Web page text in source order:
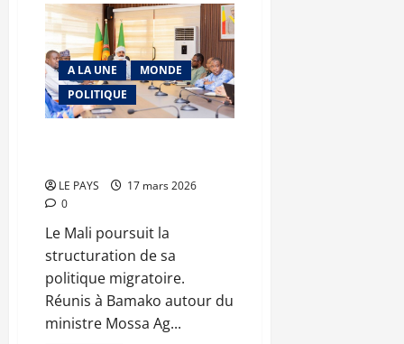
Ramadan
2026
:
la
solidarité
agissante
de
la
BDM-
SA
A LA UNE
MONDE
POLITIQUE
LE PAYS
17 mars 2026
0
Le Mali poursuit la
structuration de sa
politique migratoire.
Réunis à Bamako autour du
ministre Mossa Ag...